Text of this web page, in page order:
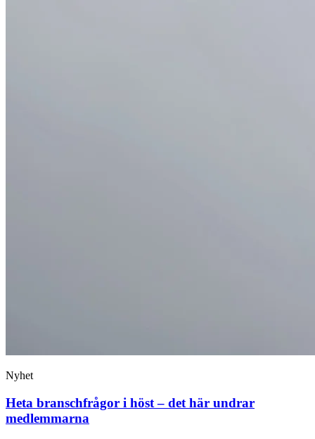
Nyhet
Heta branschfrågor i höst – det här undrar
medlemmarna